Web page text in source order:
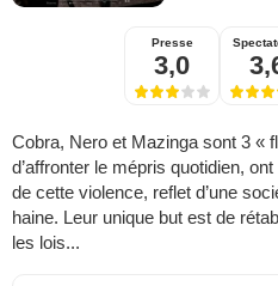
Presse
3,0
Cobra, Nero et Mazinga sont 3 «
d’affronter le mépris quotidien,
de cette violence, reflet d’une
haine. Leur unique but est de
les lois...